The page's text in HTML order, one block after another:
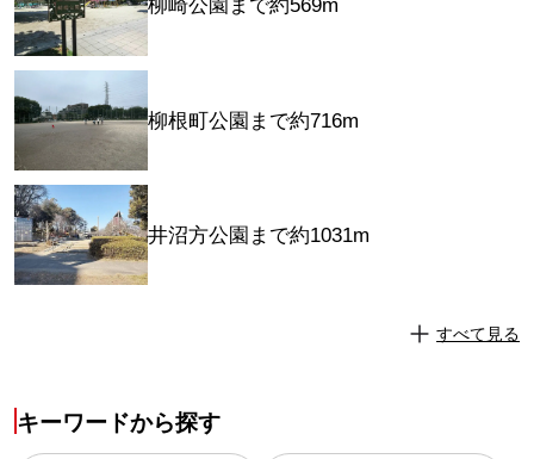
柳崎公園まで約569m
柳根町公園まで約716m
井沼方公園まで約1031m
すべて見る
キーワードから探す